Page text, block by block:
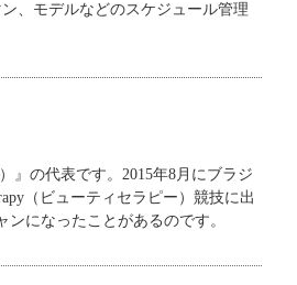
、モデルなどのスケジュール管理
』の代表です。2015年8月にブラジ
（ビューティセラピー）競技に出
になったことがあるのです。